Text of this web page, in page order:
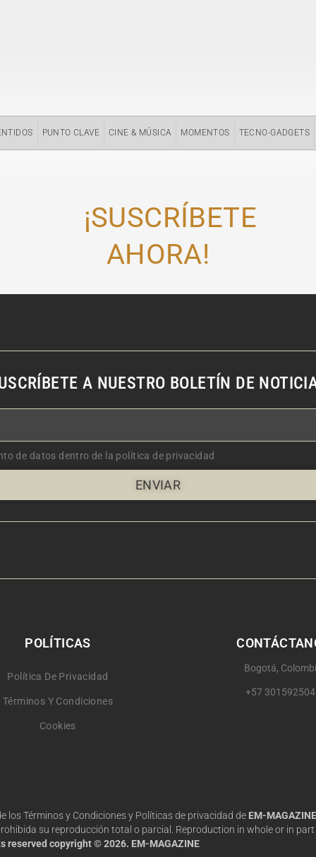
PUNTO CLAVE CINE & MÚSICA MOMENTOS TECNO-GADGETS
¡SUSCRÍBETE
AHORA!
A NUESTRO BOLETÍN DE
de datos dentro de la política de privacidad
ENVIAR
POLÍTICAS
Política De Privacidad
Términos Y Condiciones
Cookies
Bogotá,
+57
los Términos y Condiciones y Políticas de privacidad de EM-MAGAZINE
su reproducción total o parcial. Reproduction in whole or in part
reserved copyright © 2026. EM-MAGAZINE